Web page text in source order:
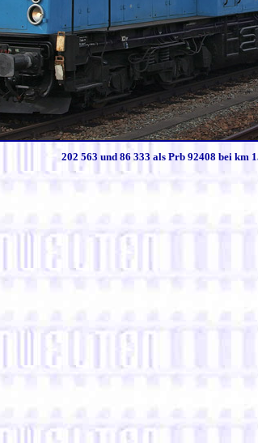
202 563 und 86 333 als Prb 92408 bei km